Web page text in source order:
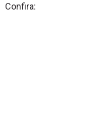
Confira: